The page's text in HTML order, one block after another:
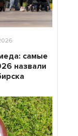
самые
назвали